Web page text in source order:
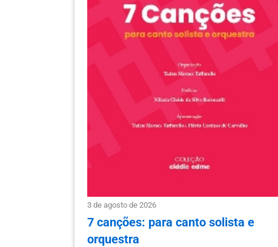
3 de agosto de 2026
7 canções: para canto solista e
orquestra